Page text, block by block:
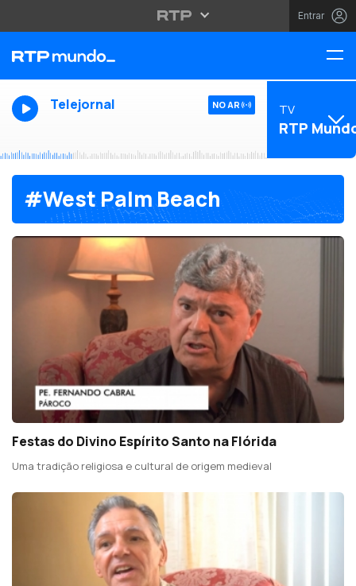
Entrar
Telejornal NO AR TV
RTP
#West Palm Beach
Festas do Divino Espírito Santo na Flórida
Uma tradição religiosa e cultural de origem medieval